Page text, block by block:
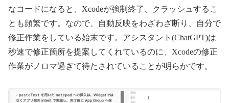
なコードになると、Xcodeが強制終了、クラッシュするこ
とも頻繁です。なので、自動反映をわざわざ断り、自分で
修正作業をしている始末です。アシスタント(ChatGPT)は
秒速で修正箇所を提案してくれているのに、Xcodeの修正
作業がノロマ過ぎて待たされていることが明らかです。